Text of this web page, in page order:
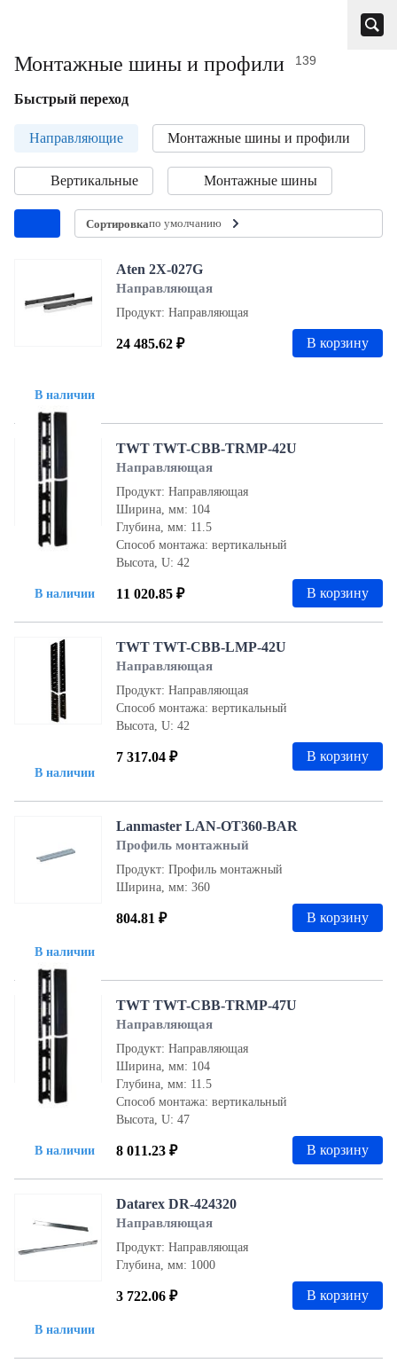
Монтажные шины и профили 139
Быстрый переход
Направляющие Монтажные шины и профили
Вертикальные Монтажные шины
Сортировкапо умолчанию
В наличии
Aten 2X-027G
Направляющая
Продукт: Направляющая
24 485.62 ₽ В корзину
В наличии
TWT TWT-CBB-TRMP-42U
Направляющая
Продукт: Направляющая
Ширина, мм: 104
Глубина, мм: 11.5
Способ монтажа: вертикальный
Высота, U: 42
11 020.85 ₽ В корзину
В наличии
TWT TWT-CBB-LMP-42U
Направляющая
Продукт: Направляющая
Способ монтажа: вертикальный
Высота, U: 42
7 317.04 ₽ В корзину
В наличии
Lanmaster LAN-OT360-BAR
Профиль монтажный
Продукт: Профиль монтажный
Ширина, мм: 360
804.81 ₽ В корзину
В наличии
TWT TWT-CBB-TRMP-47U
Направляющая
Продукт: Направляющая
Ширина, мм: 104
Глубина, мм: 11.5
Способ монтажа: вертикальный
Высота, U: 47
8 011.23 ₽ В корзину
В наличии
Datarex DR-424320
Направляющая
Продукт: Направляющая
Глубина, мм: 1000
3 722.06 ₽ В корзину